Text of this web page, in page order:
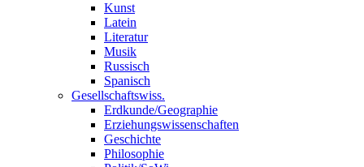
Kunst
Latein
Literatur
Musik
Russisch
Spanisch
Gesellschaftswiss.
Erdkunde/Geographie
Erziehungswissenschaften
Geschichte
Philosophie